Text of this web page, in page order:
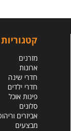
קטגוריות
מזרנים
ארונות
חדרי שינה
חדרי ילדים
פינות אוכל
סלונים
אביזרים
מבצעים